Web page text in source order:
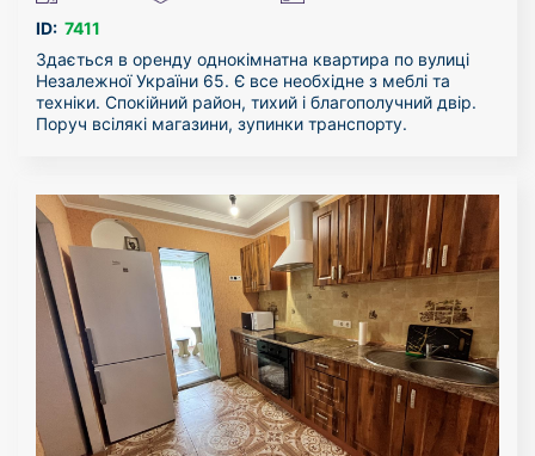
ID: 7411
Здається в оренду однокімнатна квартира по вулиці
Незалежної України 65. Є все необхідне з меблі та
техніки. Спокійний район, тихий і благополучний двір.
Поруч всілякі магазини, зупинки транспорту.